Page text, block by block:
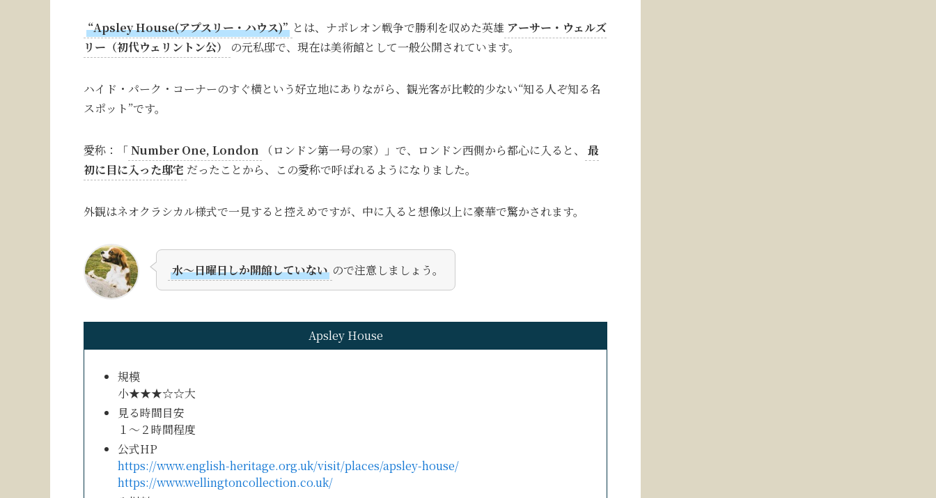
“Apsley House(アプスリー・ハウス)” とは、ナポレオン戦争で勝利を収めた英雄 アーサー・ウェルズ
リー（初代ウェリントン公）
の元私邸で、現在は美術館として一般公開されています。
ハイド・パーク・コーナーのすぐ横という好立地にありながら、観光客が比較的少ない“知る人ぞ知る名
スポット”です。
愛称：「Number One, London （ロンドン第一号の家）」で、ロンドン西側から都心に入ると、
最
初に目に入った邸宅 だったことから、この愛称で呼ばれるようになりました。
外観はネオクラシカル様式で一見すると控えめですが、中に入ると想像以上に豪華で驚かされます。
水〜日曜日しか開館していない ので注意しましょう。
Apsley House
規模
小★★★☆☆大
見る時間目安
１〜２時間程度
公式HP
https://www.english-heritage.org.uk/visit/places/apsley-house/
https://www.wellingtoncollection.co.uk/